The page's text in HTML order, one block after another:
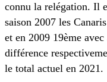
connu la relégation. Il
saison 2007 les
et en 2009 19ème
différence
le total actuel en 2021.